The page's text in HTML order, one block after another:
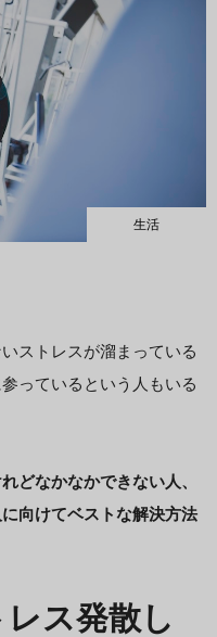
生活
ストレスが溜まっている
っているという人もいる
どなかなかできない人、
向けてベストな解決方法
ス発散し